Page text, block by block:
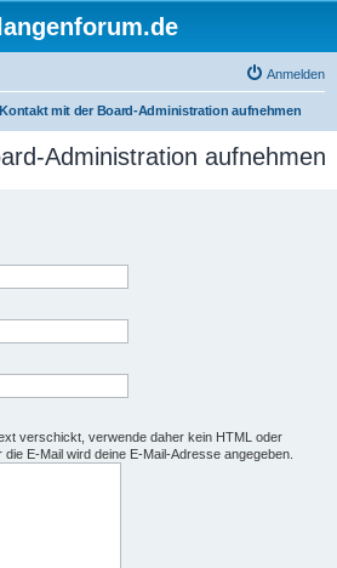
Anmelden
Kontakt mit der Board-Administration aufnehmen
Administration aufnehmen
verschickt, verwende daher kein HTML oder
E-Mail wird deine E-Mail-Adresse angegeben.